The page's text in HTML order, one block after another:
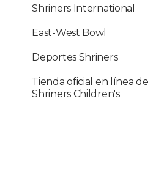
Shriners International
East-West Bowl
Deportes Shriners
Tienda oficial en línea de
Shriners Children's